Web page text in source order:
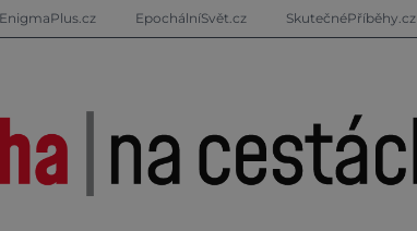
EnigmaPlus.cz EpochálníSvět.cz SkutečnéPříběhy.cz